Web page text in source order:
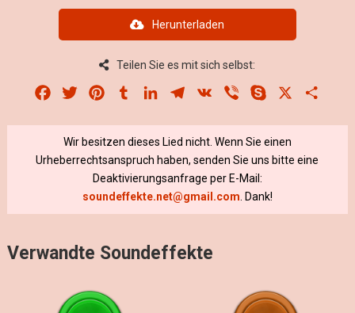
Herunterladen
Teilen Sie es mit sich selbst:
Facebook
Twitter PinterestTumblrLinkedInTelegram
VK Viber Skype
Wir besitzen dieses Lied nicht. Wenn Sie einen
Urheberrechtsanspruch haben, senden Sie uns bitte eine
Deaktivierungsanfrage per E-Mail:
soundeffekte.net@gmail.com . Dank!
Verwandte Soundeffekte